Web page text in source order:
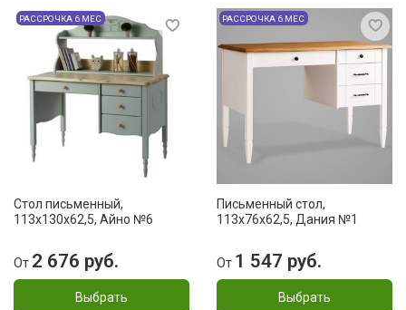
РАССРОЧКА 6 МЕС
Стол письменный,
113x130x62,5, Айно №6
От 2 676 руб.
Выбрать
РАССРОЧКА 6 МЕС
Письменный стол,
113x76x62,5, Дания №1
От 1 547 руб.
Выбрать